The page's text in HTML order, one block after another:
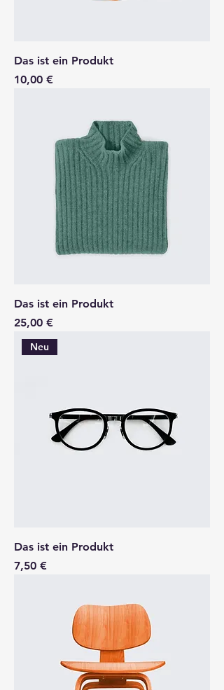
Das ist ein Produkt
Preis
10,00 €
Das ist ein Produkt
Preis
25,00 €
Neu
Das ist ein Produkt
Preis
7,50 €